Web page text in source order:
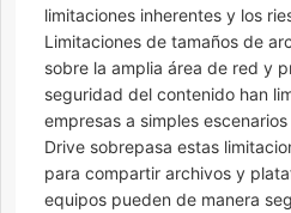
limitaciones inherentes y los
Limitaciones de tamaños de
sobre la amplia área de red y
seguridad del contenido han
empresas a simples
Drive sobrepasa estas
para compartir archivos y
equipos pueden de manera